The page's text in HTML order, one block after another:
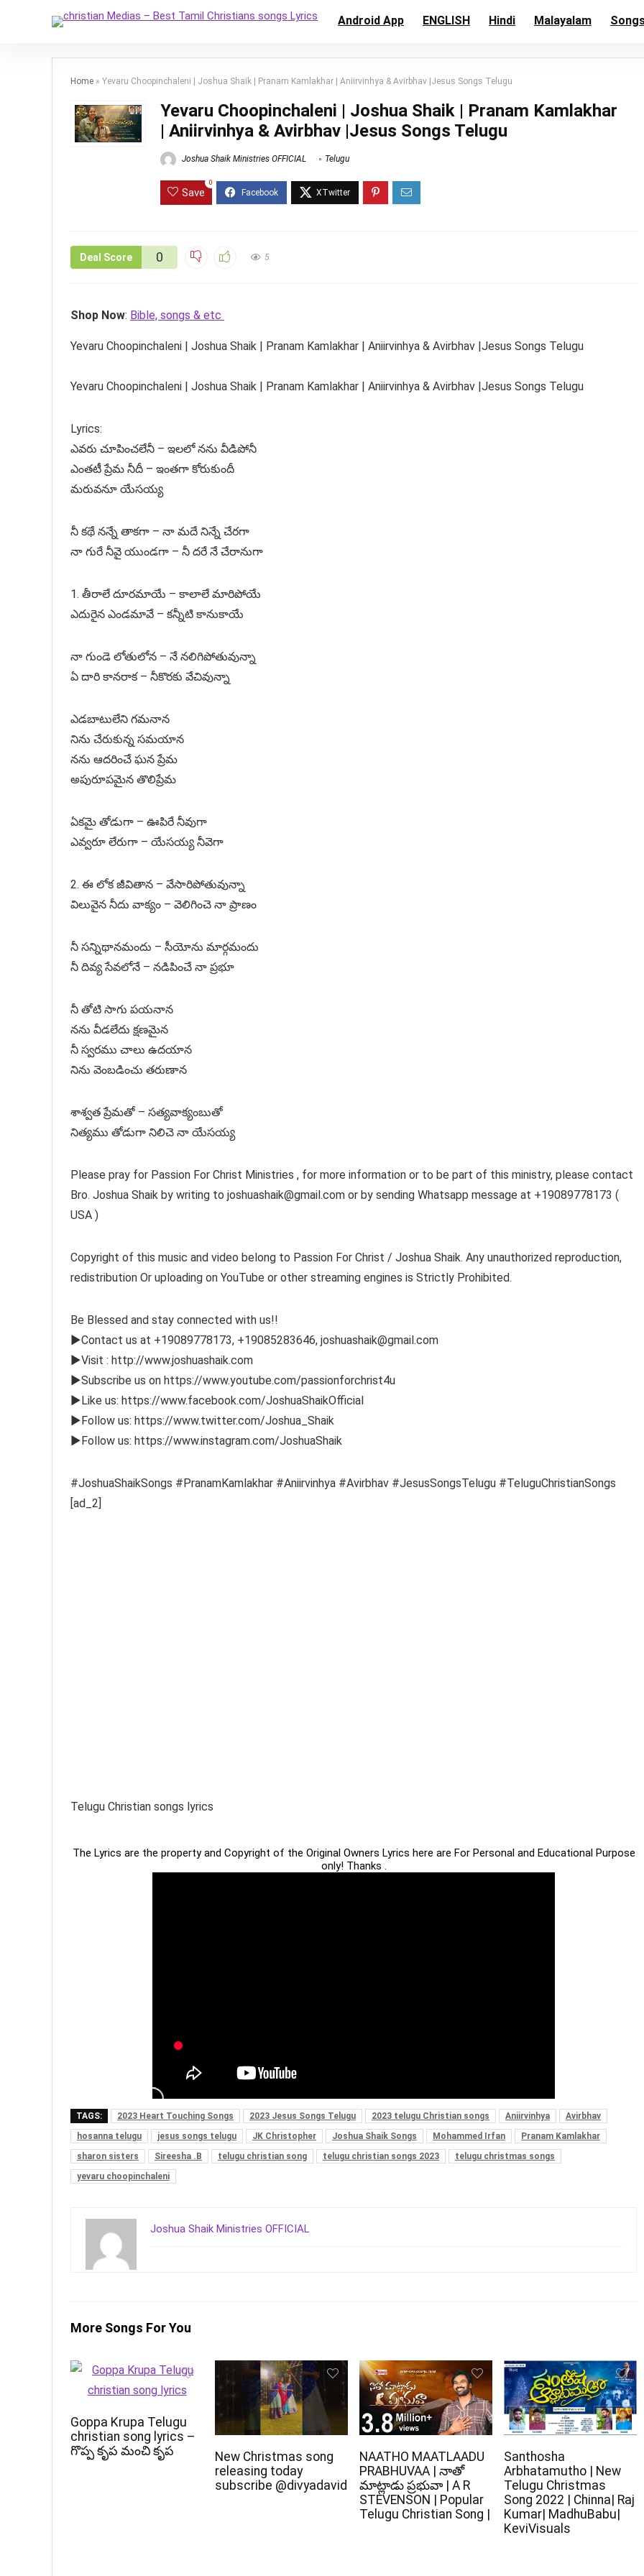
Android App ENGLISH Hindi Malayalam
Home » Yevaru Choopinchaleni | Joshua Shaik | Pranam Kamlakhar | Aniirvinhya & Avirbhav |Jesus Songs Telugu
Yevaru Choopinchaleni | Joshua Shaik | Pranam Kamlakhar
| Aniirvinhya & Avirbhav |Jesus Songs Telugu
Joshua Shaik Ministries OFFICIAL Telugu
Save
0
Deal Score 0 5
Shop Now: Bible, songs & etc
Yevaru Choopinchaleni | Joshua Shaik | Pranam Kamlakhar | Aniirvinhya & Avirbhav |Jesus Songs Telugu
Yevaru Choopinchaleni | Joshua Shaik | Pranam Kamlakhar | Aniirvinhya & Avirbhav |Jesus Songs Telugu
Lyrics:
ఎవరు చూపించలేనీ – ఇలలో నను వీడిపోనీ
ఎంతటీ ప్రేమ నీదీ – ఇంతగా కోరుకుందీ
మరువనూ యేసయ్య
నీ కథే నన్నే తాకగా – నా మదే నిన్నే చేరగా
నా గురే నీవై యుండగా – నీ దరే నే చేరానుగా
1. తీరాలే దూరమాయే – కాలాలే మారిపోయే
ఎదురైన ఎండమావే – కన్నీటి కానుకాయే
నా గుండె లోతులోన – నే నలిగిపోతువున్నా
ఏ దారి కానరాక – నీకొరకు వేచివున్నా
ఎడబాటులేని గమనాన
నిను చేరుకున్న సమయాన
నను ఆదరించే ఘన ప్రేమ
అపురూపమైన తొలిప్రేమ
ఏకమై తోడుగా – ఊపిరే నీవుగా
ఎవ్వరూ లేరుగా – యేసయ్య నీవెగా
2. ఈ లోక జీవితాన – వేసారిపోతువున్నా
విలువైన నీదు వాక్యం – వెలిగించె నా ప్రాణం
నీ సన్నిథానమందు – సీయోను మార్గమందు
నీ దివ్య సేవలోనే – నడిపించే నా ప్రభూ
నీ తోటి సాగు పయనాన
నను వీడలేదు క్షణమైన
నీ స్వరము చాలు ఉదయాన
నిను వెంబడించు తరుణాన
శాశ్వత ప్రేమతో – సత్యవాక్యంబుతో
నిత్యము తోడుగా నిలిచె నా యేసయ్య
Please pray for Passion For Christ Ministries , for more information or to be part of this ministry, please contact
Bro. Joshua Shaik by writing to joshuashaik@gmail.com or by sending Whatsapp message at +19089778173 (
USA )
Copyright of this music and video belong to Passion For Christ / Joshua Shaik. Any unauthorized reproduction,
redistribution Or uploading on YouTube or other streaming engines is Strictly Prohibited.
Be Blessed and stay connected with us!!
►Contact us at +19089778173, +19085283646, joshuashaik@gmail.com
►Visit : http://www.joshuashaik.com
►Subscribe us on https://www.youtube.com/passionforchrist4u
►Like us: https://www.facebook.com/JoshuaShaikOfficial
►Follow us: https://www.twitter.com/Joshua_Shaik
►Follow us: https://www.instagram.com/JoshuaShaik
#JoshuaShaikSongs #PranamKamlakhar #Aniirvinhya #Avirbhav #JesusSongsTelugu #TeluguChristianSongs
[ad_2]
Telugu Christian songs lyrics
The Lyrics are the property and Copyright of the Original Owners Lyrics here are For Personal and Educational Purpose
only! Thanks .
TAGS: 2023 Heart Touching Songs 2023 Jesus Songs Telugu 2023 telugu Christian songs Aniirvinhya
Avirbhav
hosanna telugu
jesus songs telugu JK Christopher Joshua Shaik Songs Mohammed Irfan
Pranam Kamlakhar
sharon sisters
Sireesha .B telugu christian song telugu christian songs 2023
telugu christmas songs
yevaru choopinchaleni
Joshua Shaik Ministries OFFICIAL
More Songs For You
Goppa Krupa Telugu
christian song lyrics –
గొప్ప కృప మంచి కృప
New Christmas song
releasing today
subscribe @divyadavid
NAATHO MAATLAADU
PRABHUVAA | నాతో
మాట్లాడు ప్రభువా | A R
STEVENSON | Popular
Telugu Christian Song |
Santhosha
Arbhatamutho | New
Telugu Christmas
Song 2022 | Chinna| Raj
Kumar| MadhuBabu|
KeviVisuals